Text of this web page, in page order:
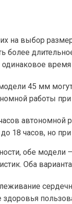
на выбор
более
45 мм
работы
автономной
18 часов, но
обе
Оба
здоровья